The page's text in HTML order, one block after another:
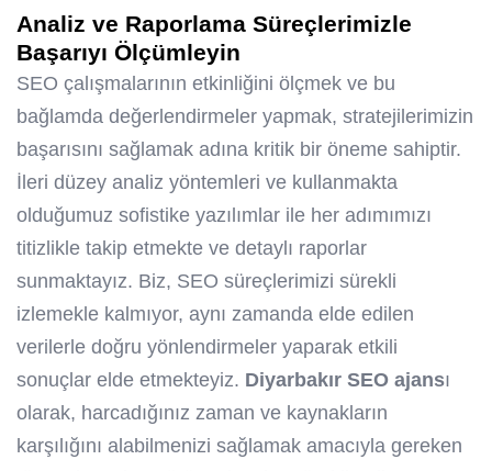
Analiz ve Raporlama Süreçlerimizle
Başarıyı Ölçümleyin
SEO çalışmalarının etkinliğini ölçmek ve bu
bağlamda değerlendirmeler yapmak, stratejilerimizin
başarısını sağlamak adına kritik bir öneme sahiptir.
İleri düzey analiz yöntemleri ve kullanmakta
olduğumuz sofistike yazılımlar ile her adımımızı
titizlikle takip etmekte ve detaylı raporlar
sunmaktayız. Biz, SEO süreçlerimizi sürekli
izlemekle kalmıyor, aynı zamanda elde edilen
verilerle doğru yönlendirmeler yaparak etkili
sonuçlar elde etmekteyiz. Diyarbakır SEO ajansı
olarak, harcadığınız zaman ve kaynakların
karşılığını alabilmenizi sağlamak amacıyla gereken